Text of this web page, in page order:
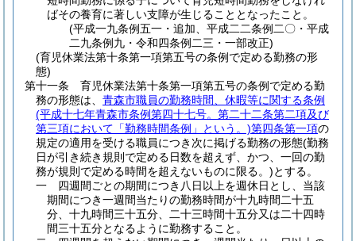
ばその養育に著しい支障が生じることとなったこと。
(平成一九条例五一・追加、平成二二条例二〇・平成
二九条例九・令和四条例二三・一部改正)
(育児休業法第十条第一項第五号の条例で定める勤務の形
態)
第十一条
育児休業法第十条第一項第五号の条例で定める勤
務の形態は、 青森市職員の勤務時間、休暇等に関する条例
(平成十七年青森市条例第四十七号。第二十二条第二項及び
第三項において「勤務時間条例」という。)第四条第一項の
規定の適用を受ける職員につき次に掲げる勤務の形態(勤務
日が引き続き規則で定める日数を超えず、かつ、一回の勤
務が規則で定める時間を超えないものに限る。)とする。
一
四週間ごとの期間につき八日以上を週休日とし、当該
期間につき一週間当たりの勤務時間が十九時間二十五
分、十九時間三十五分、二十三時間十五分又は二十四時
間三十五分となるように勤務すること。